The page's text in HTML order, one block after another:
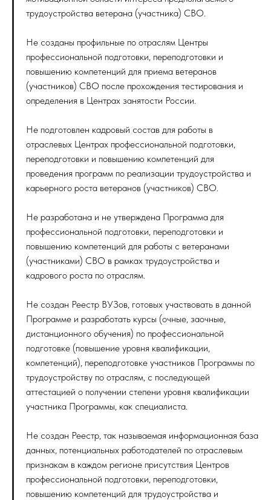
трудоустройства ветерана (участника) СВО.
Не созданы профильные по отраслям Центры
профессиональной подготовки, переподготовки и
повышению компетенций для приема ветеранов
(участников) СВО после прохождения тестирования и
определения в Центрах занятости России.
Не подготовлен кадровый состав для работы в
отраслевых Центрах профессиональной подготовки,
переподготовки и повышению компетенций для
проведения программ по реализации трудоустройства и
карьерного роста ветеранов (участников) СВО.
Не разработана и не утверждена Программа для
профессиональной подготовки, переподготовки и
повышению компетенций для работы с ветеранами
(участниками) СВО в рамках трудоустройства и
кадрового роста по отраслям.
Не создан Реестр ВУЗов, готовых участвовать в данной
Программе и разработать курсы (очные, заочные,
дистанционного обучения) по профессиональной
подготовке (повышение уровня квалификации,
компетенций), переподготовке участников Программы по
трудоустройству по отраслям, с последующей
аттестацией о получении степени уровня квалификации
участника Программы, как специалиста.
Не создан Реестр, так называемая информационная база
данных, потенциальных работодателей по отраслевым
признакам в каждом регионе присутствия Центров
профессиональной подготовки, переподготовки,
повышению компетенций для трудоустройства и